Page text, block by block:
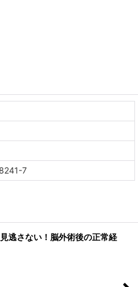
7
逃さない！脳外術後の正常経